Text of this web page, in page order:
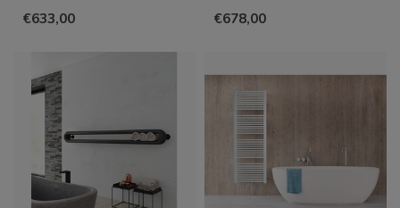
€633,00 €678,00